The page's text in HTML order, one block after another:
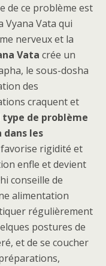
de ce problème est
Vyana Vata qui
nerveux et la
Vata crée un
le sous-dosha
des
craquent et
type de problème
dans les
rigidité et
enfle et devient
conseille de
alimentation
régulièrement
postures de
et de se coucher